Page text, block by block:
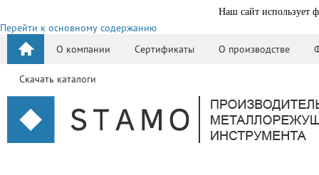
Наш сайт использует
Перейти к основному содержанию
О компании
Сертификаты О производстве
Скачать каталоги